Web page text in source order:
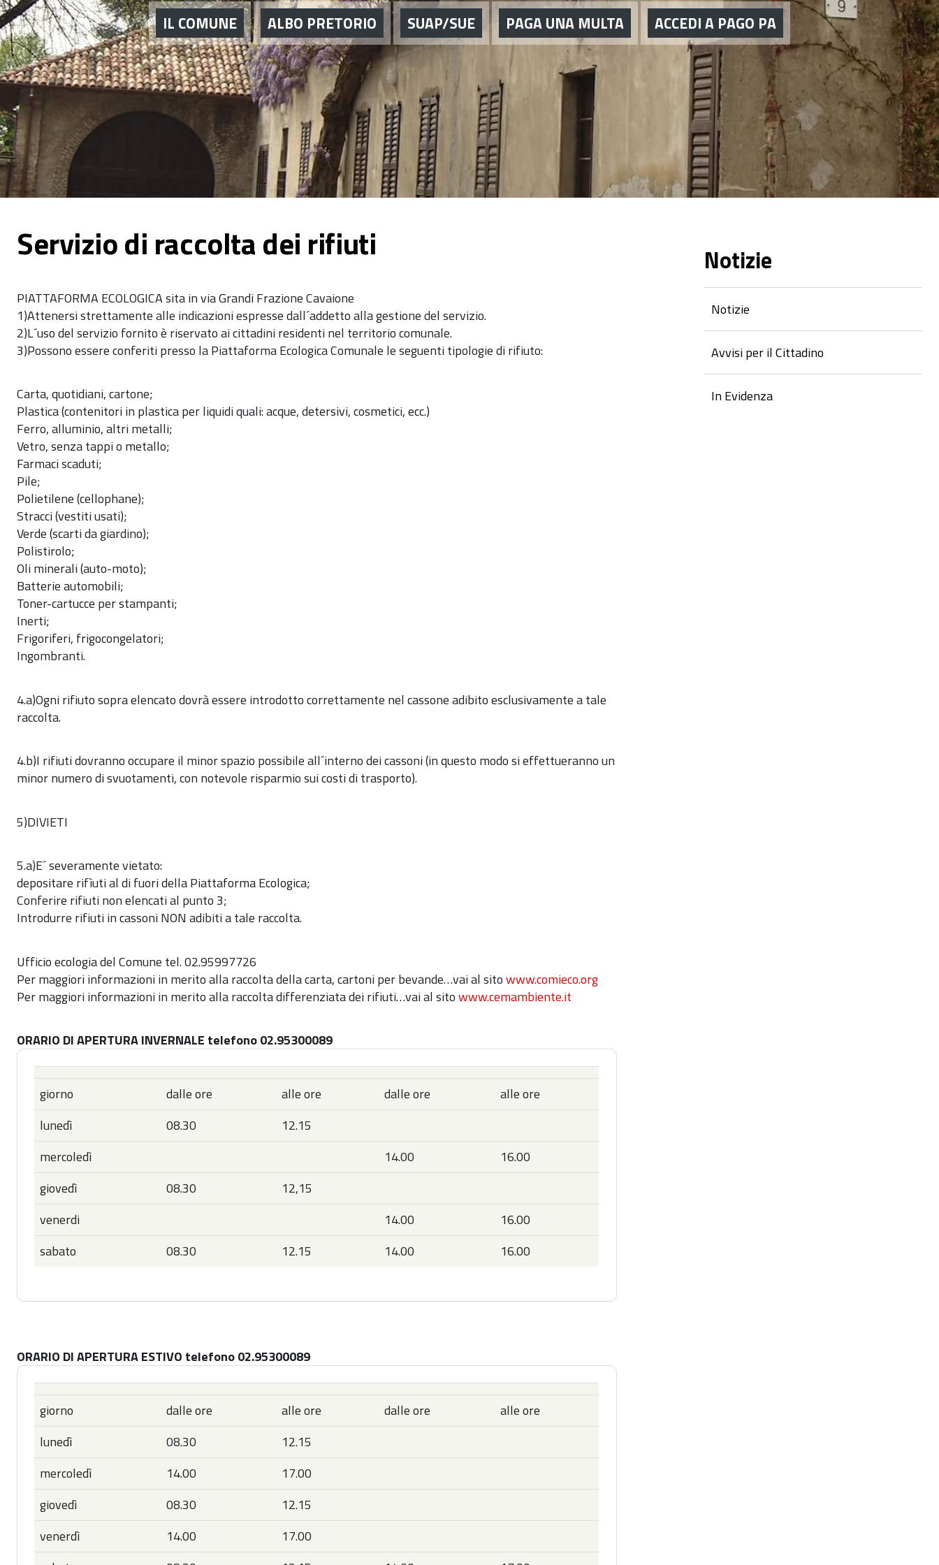
IL COMUNE ALBO PRETORIO SUAP/SUE PAGA UNA MULTA ACCEDI A PAGO PA
Servizio di raccolta dei rifiuti
PIATTAFORMA ECOLOGICA sita in via Grandi Frazione Cavaione
1)Attenersi strettamente alle indicazioni espresse dall´addetto alla gestione del servizio.
2)L´uso del servizio fornito è riservato ai cittadini residenti nel territorio comunale.
3)Possono essere conferiti presso la Piattaforma Ecologica Comunale le seguenti tipologie di rifiuto:
Carta, quotidiani, cartone;
Plastica (contenitori in plastica per liquidi quali: acque, detersivi, cosmetici, ecc.)
Ferro, alluminio, altri metalli;
Vetro, senza tappi o metallo;
Farmaci scaduti;
Pile;
Polietilene (cellophane);
Stracci (vestiti usati);
Verde (scarti da giardino);
Polistirolo;
Oli minerali (auto-moto);
Batterie automobili;
Toner-cartucce per stampanti;
Inerti;
Frigoriferi, frigocongelatori;
Ingombranti.
4.a)Ogni rifiuto sopra elencato dovrà essere introdotto correttamente nel cassone adibito esclusivamente a tale
raccolta.
4.b)I rifiuti dovranno occupare il minor spazio possibile all´interno dei cassoni (in questo modo si effettueranno un
minor numero di svuotamenti, con notevole risparmio sui costi di trasporto).
5)DIVIETI
5.a)E´ severamente vietato:
depositare rifìuti al di fuori della Piattaforma Ecologica;
Conferire rifiuti non elencati al punto 3;
Introdurre rifiuti in cassoni NON adibiti a tale raccolta.
Ufficio ecologia del Comune tel. 02.95997726
Per maggiori informazioni in merito alla raccolta della carta, cartoni per bevande…vai al sitowww.comieco.org
Per maggiori informazioni in merito alla raccolta differenziata dei rifiuti…vai al sitowww.cemambiente.it
ORARIO DI APERTURA INVERNALE telefono 02.95300089
giorno dalle ore alle ore dalle ore
alle ore
lunedì
08.30
12.15
mercoledì
14.00
16.00
giovedì
08.30
12,15
venerdi
14.00
16.00
sabato
08.30 12.15 14.00 16.00
ORARIO DI APERTURA ESTIVO telefono 02.95300089
giorno dalle ore alle ore dalle ore
alle ore
lunedì
08.30
12.15
mercoledì
14.00
17.00
giovedì
08.30
12.15
venerdì
14.00
17.00
Notizie
Notizie
Avvisi per il Cittadino
In Evidenza